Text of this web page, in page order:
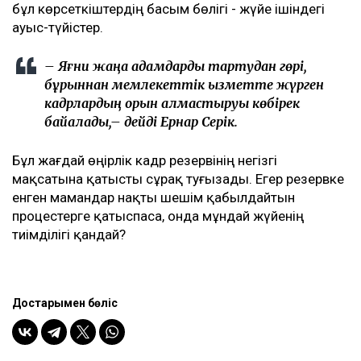
бұл көрсеткіштердің басым бөлігі - жүйе ішіндегі
ауыс-түйістер.
– Яғни жаңа адамдарды тартудан гөрі,
бұрыннан мемлекеттік қызметте жүрген
кадрлардың орын алмастыруы көбірек
байқалады,– дейді Ернар Серік.
Бұл жағдай өңірлік кадр резервінің негізгі
мақсатына қатысты сұрақ туғызады. Егер резервке
енген мамандар нақты шешім қабылдайтын
процестерге қатыспаса, онда мұндай жүйенің
тиімділігі қандай?
Достарыңмен бөліс